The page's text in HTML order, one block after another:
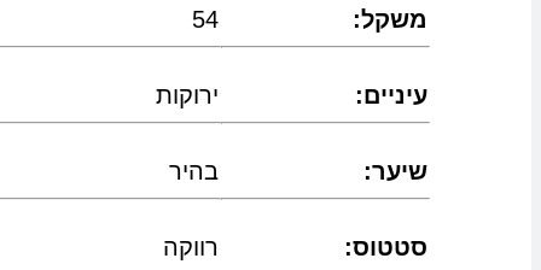
54 :משקל
ירוקות :עיניים
בהיר :שיער
רווקה :סטטוס